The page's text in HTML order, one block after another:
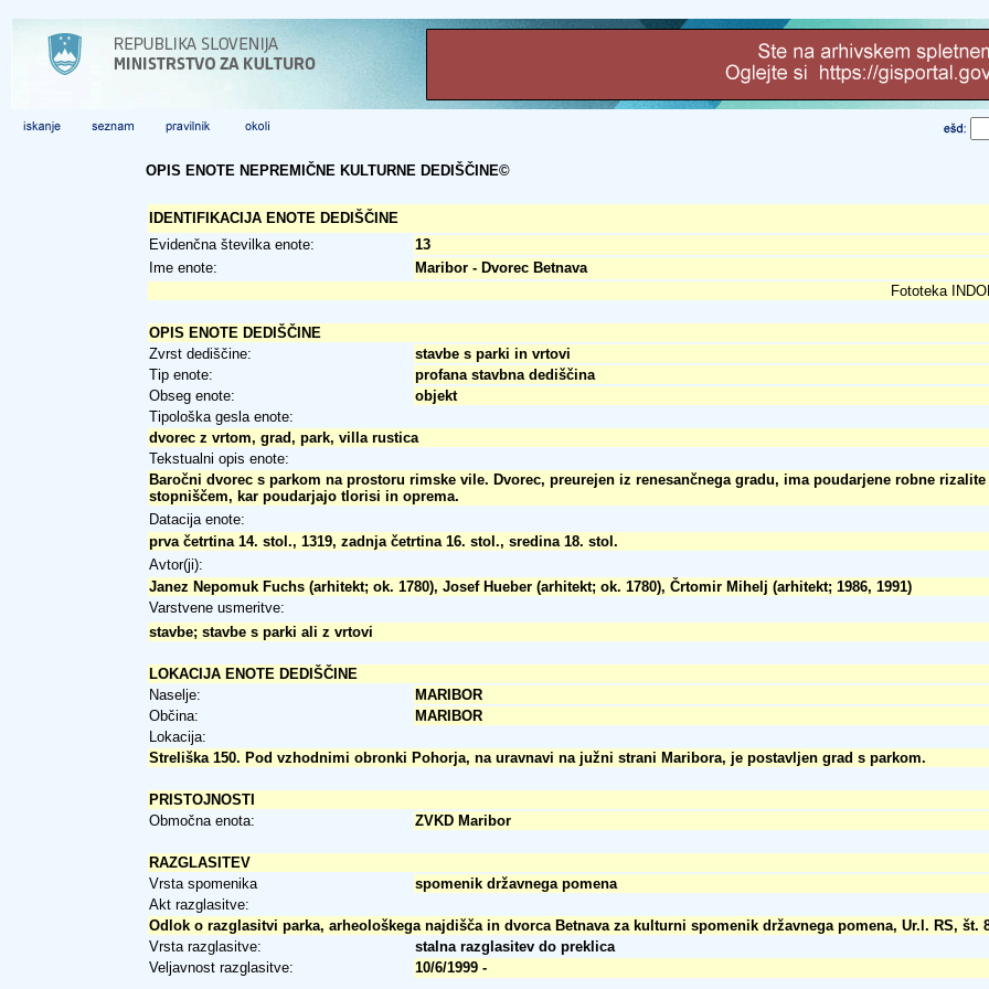
OPIS ENOTE NEPREMIČNE KULTURNE DEDIŠČINE©
IDENTIFIKACIJA ENOTE DEDIŠČINE
Evidenčna številka enote:
13
Ime enote:
Maribor - Dvorec Betnava
Fototeka
OPIS ENOTE DEDIŠČINE
Zvrst dediščine:
stavbe s parki in vrtovi
Tip enote:
profana stavbna dediščina
Obseg enote:
objekt
Tipološka gesla enote:
dvorec z vrtom, grad, park, villa rustica
Tekstualni opis enote:
Baročni dvorec s parkom na prostoru rimske vile. Dvorec, preurejen iz renesančnega gradu, ima poudarjene robne
stopniščem, kar poudarjajo tlorisi in oprema.
Datacija enote:
prva četrtina 14. stol., 1319, zadnja četrtina 16. stol., sredina 18. stol.
Avtor(ji):
Janez Nepomuk Fuchs (arhitekt; ok. 1780), Josef Hueber (arhitekt; ok. 1780), Črtomir Mihelj (arhitekt; 1986, 1991)
Varstvene usmeritve:
stavbe; stavbe s parki ali z vrtovi
LOKACIJA ENOTE DEDIŠČINE
Naselje:
MARIBOR
Občina:
MARIBOR
Lokacija:
Streliška 150. Pod vzhodnimi obronki Pohorja, na uravnavi na južni strani Maribora, je postavljen grad s parkom.
PRISTOJNOSTI
Območna enota:
ZVKD Maribor
RAZGLASITEV
Vrsta spomenika
spomenik državnega pomena
Akt razglasitve:
Odlok o razglasitvi parka, arheološkega najdišča in dvorca Betnava za kulturni spomenik državnega pomena, Ur.l. RS, št.
Vrsta razglasitve:
stalna razglasitev do preklica
Veljavnost razglasitve:
10/6/1999 -